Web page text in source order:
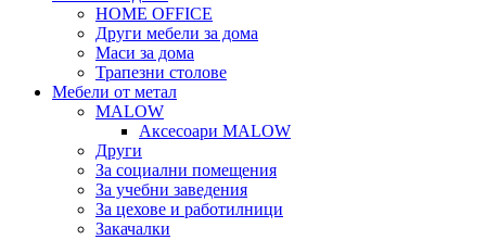
HOME OFFICE
Други мебели за дома
Маси за дома
Трапезни столове
Мебели от метал
MALOW
Аксесоари MALOW
Други
За социални помещения
За учебни заведения
За цехове и работилници
Закачалки